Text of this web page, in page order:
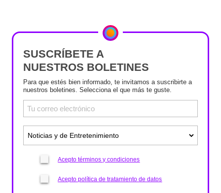
SUSCRÍBETE A
NUESTROS BOLETINES
Para que estés bien informado, te invitamos a suscribirte a
nuestros boletines. Selecciona el que más te guste.
Acepto términos y condiciones
Acepto política de tratamiento de datos